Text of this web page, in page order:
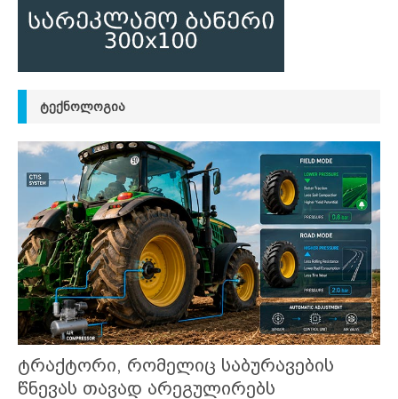
ᲢᲔᲥᲜᲝᲚᲝᲒᲘᲐ
ტრაქტორი, რომელიც საბურავების
წნევას თავად არეგულირებს